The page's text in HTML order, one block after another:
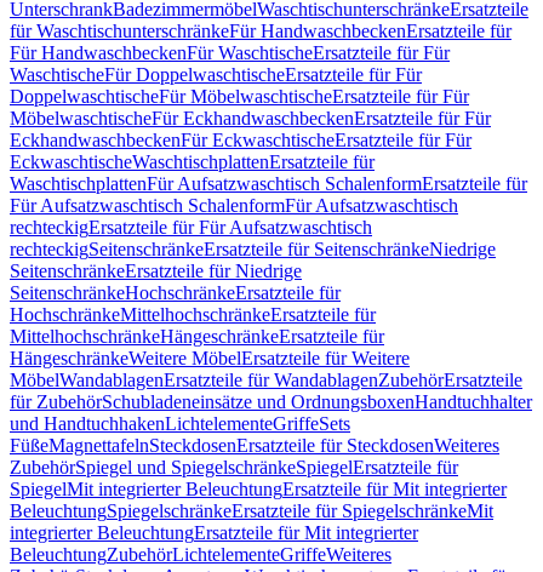
UnterschrankBadezimmermöbelWaschtischunterschränkeErsatzteile
für WaschtischunterschränkeFür HandwaschbeckenErsatzteile für
Für HandwaschbeckenFür WaschtischeErsatzteile für Für
WaschtischeFür DoppelwaschtischeErsatzteile für Für
DoppelwaschtischeFür MöbelwaschtischeErsatzteile für Für
MöbelwaschtischeFür EckhandwaschbeckenErsatzteile für Für
EckhandwaschbeckenFür EckwaschtischeErsatzteile für Für
EckwaschtischeWaschtischplattenErsatzteile für
WaschtischplattenFür Aufsatzwaschtisch SchalenformErsatzteile für
Für Aufsatzwaschtisch SchalenformFür Aufsatzwaschtisch
rechteckigErsatzteile für Für Aufsatzwaschtisch
rechteckigSeitenschränkeErsatzteile für SeitenschränkeNiedrige
SeitenschränkeErsatzteile für Niedrige
SeitenschränkeHochschränkeErsatzteile für
HochschränkeMittelhochschränkeErsatzteile für
MittelhochschränkeHängeschränkeErsatzteile für
HängeschränkeWeitere MöbelErsatzteile für Weitere
MöbelWandablagenErsatzteile für WandablagenZubehörErsatzteile
für ZubehörSchubladeneinsätze und OrdnungsboxenHandtuchhalter
und HandtuchhakenLichtelementeGriffeSets
FüßeMagnettafelnSteckdosenErsatzteile für SteckdosenWeiteres
ZubehörSpiegel und SpiegelschränkeSpiegelErsatzteile für
SpiegelMit integrierter BeleuchtungErsatzteile für Mit integrierter
BeleuchtungSpiegelschränkeErsatzteile für SpiegelschränkeMit
integrierter BeleuchtungErsatzteile für Mit integrierter
BeleuchtungZubehörLichtelementeGriffeWeiteres